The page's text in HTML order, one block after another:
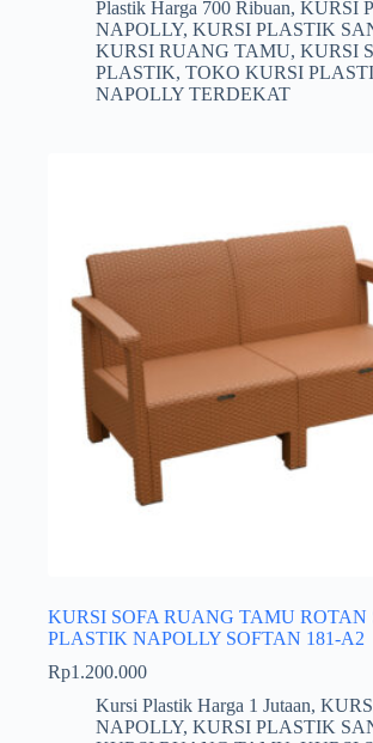
adalah:
Rp752.500.
ini
adalah:
Rp750.000.
Plastik Harga 700 Ribuan, KURSI
NAPOLLY, KURSI PLASTIK
KURSI RUANG TAMU, KURSI
PLASTIK, TOKO KURSI
NAPOLLY TERDEKAT
KURSI SOFA RUANG TAMU ROTAN
PLASTIK NAPOLLY SOFTAN 181-A2
Rp1.200.000
Kursi Plastik Harga 1 Jutaan,
NAPOLLY, KURSI PLASTIK